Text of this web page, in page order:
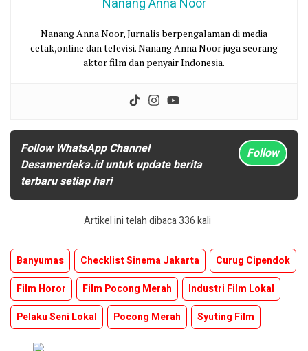
Nanang Anna Noor
Nanang Anna Noor, Jurnalis berpengalaman di media
cetak,online dan televisi. Nanang Anna Noor juga seorang
aktor film dan penyair Indonesia.
Follow WhatsApp Channel
Desamerdeka.id untuk update berita
terbaru setiap hari
Follow
Artikel ini telah dibaca 336 kali
Banyumas Checklist Sinema Jakarta
Curug Cipendok
Film Horor
Film Pocong Merah
Industri Film Lokal
Pelaku Seni Lokal
Pocong Merah Syuting Film